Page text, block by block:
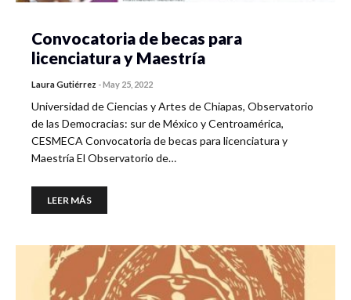
Convocatoria de becas para
licenciatura y Maestría
Laura Gutiérrez -May 25, 2022
Universidad de Ciencias y Artes de Chiapas, Observatorio
de las Democracias: sur de México y Centroamérica,
CESMECA Convocatoria de becas para licenciatura y
Maestría El Observatorio de…
LEER MÁS